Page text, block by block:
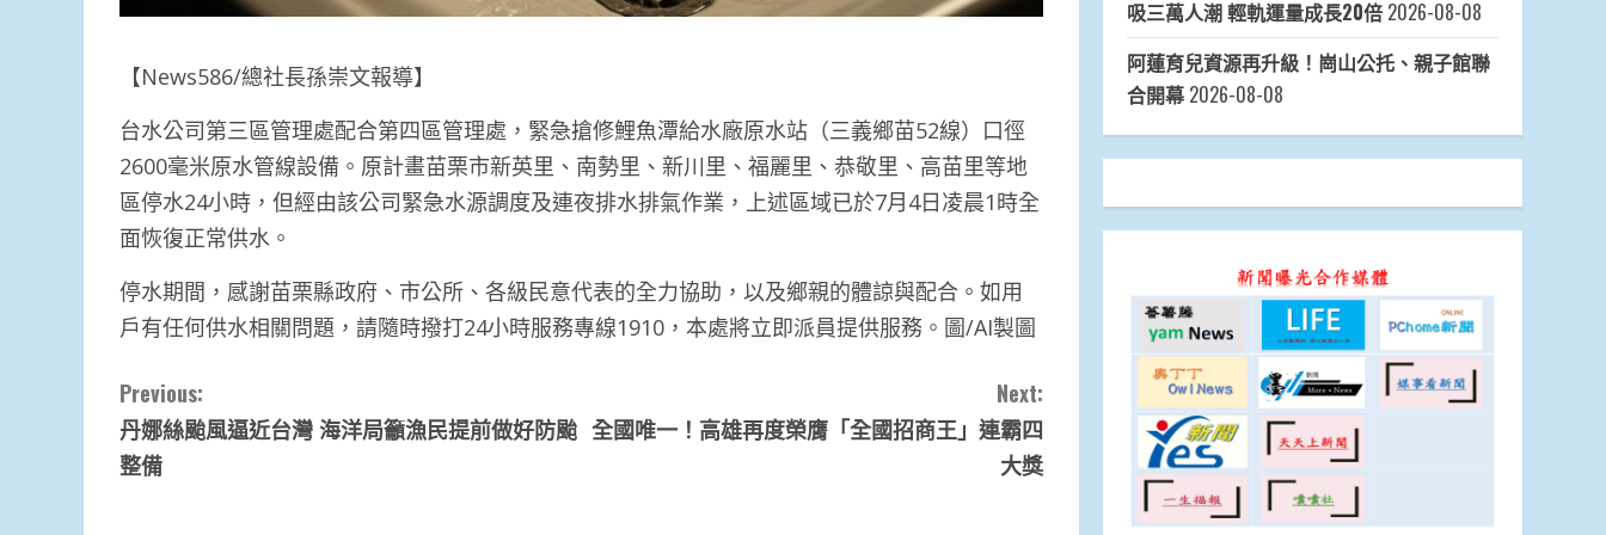
【News586/總社長孫崇文報導】
台水公司第三區管理處配合第四區管理處，緊急搶修鯉魚潭給水廠原水站（三義鄉苗52線）口徑
2600毫米原水管線設備。原計畫苗栗市新英里、南勢里、新川里、福麗里、恭敬里、高苗里等地
區停水24小時，但經由該公司緊急水源調度及連夜排水排氣作業，上述區域已於7月4日凌晨1時全
面恢復正常供水。
停水期間，感謝苗栗縣政府、市公所、各級民意代表的全力協助，以及鄉親的體諒與配合。如用
戶有任何供水相關問題，請隨時撥打24小時服務專線1910，本處將立即派員提供服務。圖/AI製圖
Continue
Reading
Previous:
丹娜絲颱風逼近台灣 海洋局籲漁民提前做好防颱
整備
Next:
全國唯一！高雄再度榮膺「全國招商王」連霸四
大獎
吸三萬人潮 輕軌運量成長20倍 2026-08-08
阿蓮育兒資源再升級！崗山公托、親子館聯
合開幕 2026-08-08